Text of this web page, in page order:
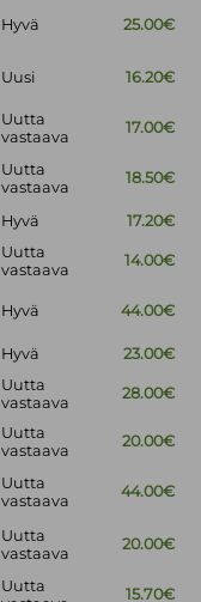
Hyvä 25.00€
Uusi 16.20€
Uutta
vastaava
17.00€
Uutta
vastaava
18.50€
Hyvä 17.20€
Uutta
vastaava
14.00€
Hyvä 44.00€
Hyvä 23.00€
Uutta
vastaava
28.00€
Uutta
vastaava
20.00€
Uutta
vastaava
44.00€
Uutta
vastaava
20.00€
Uutta
15.70€